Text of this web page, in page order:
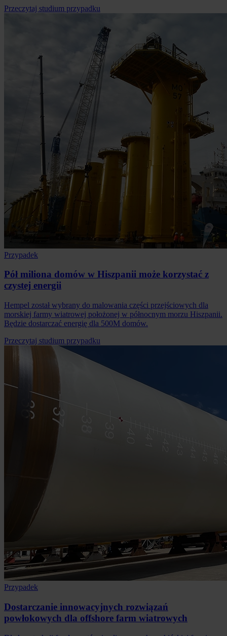
Przeczytaj studium przypadku
Przypadek
Pół miliona domów w Hiszpanii może korzystać z
czystej energii
Hempel został wybrany do malowania części przejściowych dla
morskiej farmy wiatrowej położonej w północnym morzu Hiszpanii.
Będzie dostarczać energię dla 500M domów.
Przeczytaj studium przypadku
Przypadek
Dostarczanie innowacyjnych rozwiązań
powłokowych dla offshore farm wiatrowych